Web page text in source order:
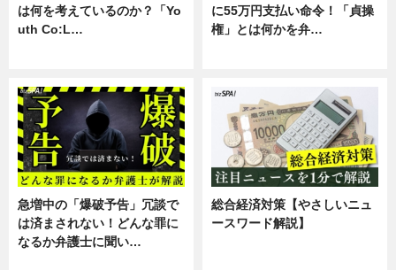
は何を考えているのか？「Yo
uth Co:L…
に55万円支払い命令！「貞操
権」とは何かを弁…
急増中の「爆破予告」冗談で
は済まされない！どんな罪に
なるか弁護士に聞い…
総合経済対策【やさしいニュ
ースワード解説】